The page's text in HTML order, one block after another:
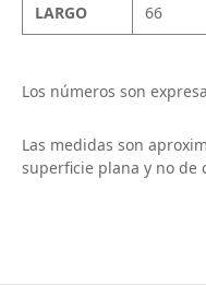
LARGO
66
Los números son
Las medidas son
superficie plana y no de